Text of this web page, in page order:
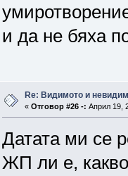
и да не бяха
Re: Видимото и
« Отговор #26 -: Април 19,
Датата ми се
ЖП ли е,